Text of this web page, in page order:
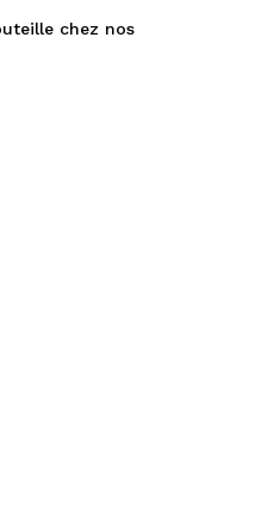
chez nos